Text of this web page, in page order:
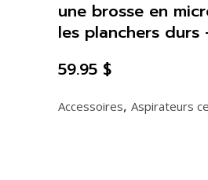
Accessoires, Aspirateurs
une brosse en
les planchers durs
59.95 $